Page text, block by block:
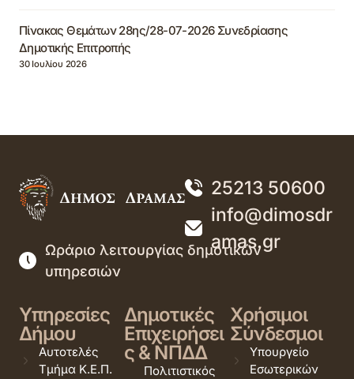
Πίνακας Θεμάτων 28ης/28-07-2026 Συνεδρίασης
Δημοτικής Επιτροπής
30 Ιουλίου 2026
25213 50600
info@dimosdr
amas.gr
Ωράριο λειτουργίας δημοτικών
υπηρεσιών
Υπηρεσίες
Δήμου
Αυτοτελές
Τμήμα Κ.Ε.Π.
Δημοτικές
Επιχειρήσει
ς & ΝΠΔΔ
Πολιτιστικός
Χρήσιμοι
Σύνδεσμοι
Υπουργείο
Εσωτερικών